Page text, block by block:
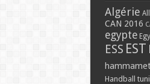
Algérie
CAN 2016
egypte
ESS EST
Handball